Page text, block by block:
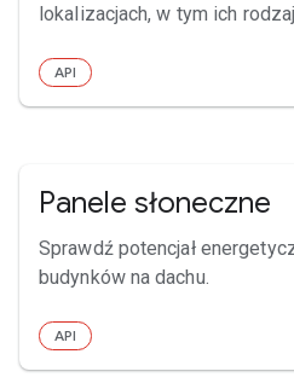
lokalizacjach, w tym ich
API
Panele słoneczne
Sprawdź potencjał
budynków na dachu.
API